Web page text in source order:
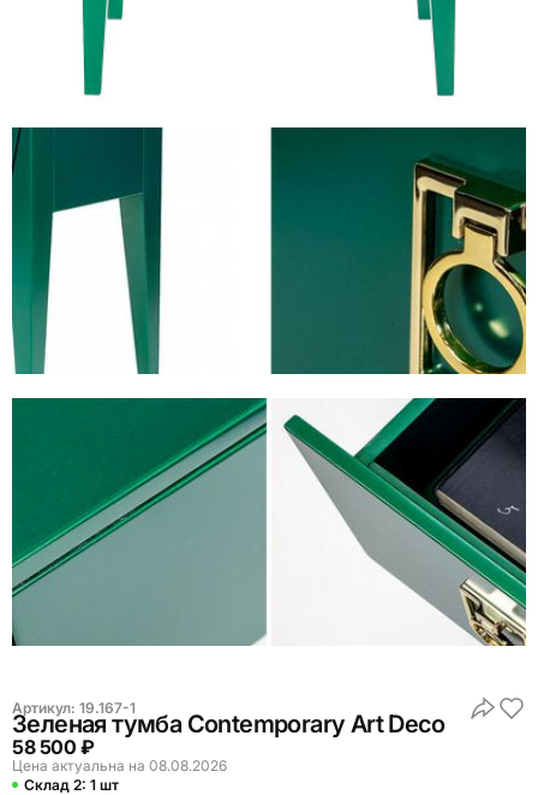
Артикул: 19.167-1
Зеленая тумба Сontemporary Art Deco
58 500 ₽
Цена актуальна на 08.08.2026
Склад 2: 1 шт